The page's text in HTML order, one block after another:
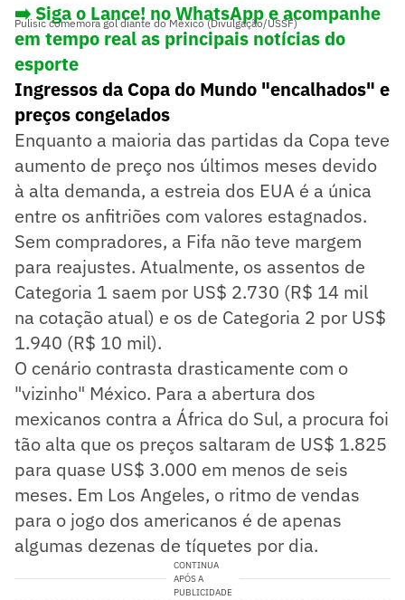
Pulisic comemora gol diante do México (Divulgação/USSF)
➡️ Siga o Lance! no WhatsApp e acompanhe
em tempo real as principais notícias do
esporte
Ingressos da Copa do Mundo "encalhados" e
preços congelados
Enquanto a maioria das partidas da Copa teve
aumento de preço nos últimos meses devido
à alta demanda, a estreia dos EUA é a única
entre os anfitriões com valores estagnados.
Sem compradores, a Fifa não teve margem
para reajustes. Atualmente, os assentos de
Categoria 1 saem por US$ 2.730 (R$ 14 mil
na cotação atual) e os de Categoria 2 por US$
1.940 (R$ 10 mil).
O cenário contrasta drasticamente com o
"vizinho" México. Para a abertura dos
mexicanos contra a África do Sul, a procura foi
tão alta que os preços saltaram de US$ 1.825
para quase US$ 3.000 em menos de seis
meses. Em Los Angeles, o ritmo de vendas
para o jogo dos americanos é de apenas
algumas dezenas de tíquetes por dia.
CONTINUA
APÓS A
PUBLICIDADE